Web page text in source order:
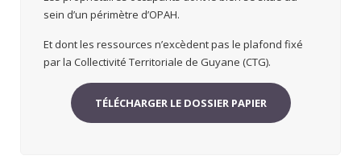
sein d’un périmètre d’OPAH.
Et dont les ressources n’excèdent pas le plafond fixé
par la Collectivité Territoriale de Guyane (CTG).
TÉLÉCHARGER LE DOSSIER PAPIER